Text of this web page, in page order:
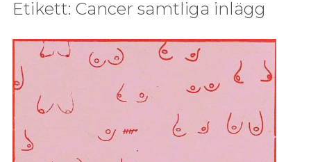
Etikett: Cancer samtliga inlägg